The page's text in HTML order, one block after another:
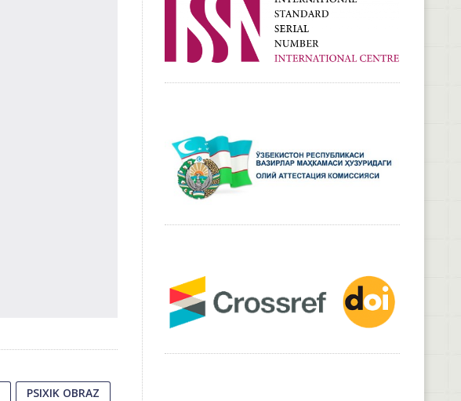
PSIXIK OBRAZ